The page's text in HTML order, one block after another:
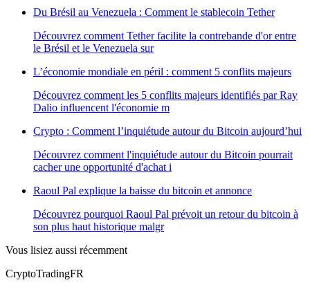
Du Brésil au Venezuela : Comment le stablecoin Tether
Découvrez comment Tether facilite la contrebande d'or entre
le Brésil et le Venezuela sur
L’économie mondiale en péril : comment 5 conflits majeurs
Découvrez comment les 5 conflits majeurs identifiés par Ray
Dalio influencent l'économie m
Crypto : Comment l’inquiétude autour du Bitcoin aujourd’hui
Découvrez comment l'inquiétude autour du Bitcoin pourrait
cacher une opportunité d'achat i
Raoul Pal explique la baisse du bitcoin et annonce
Découvrez pourquoi Raoul Pal prévoit un retour du bitcoin à
son plus haut historique malgr
Vous lisiez aussi récemment
CryptoTradingFR